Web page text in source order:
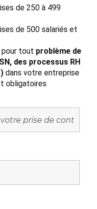
de 250 à 499
de 500 salariés et
pour tout problème de
des processus RH
dans votre entreprise
obligatoires